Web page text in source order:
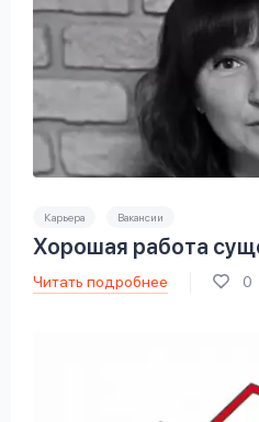
Карьера Вакансии
Хорошая работа
Читать подробнее 0